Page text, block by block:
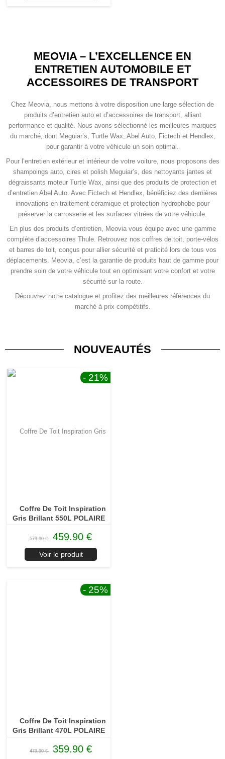
MEOVIA – L’EXCELLENCE EN
ENTRETIEN AUTOMOBILE ET
ACCESSOIRES DE TRANSPORT
Chez Meovia, nous mettons à votre disposition une large sélection de
produits d’entretien auto et d’accessoires de transport, alliant
performance et qualité. Nous avons sélectionné les meilleures marques
du marché, dont Meguiar’s, Turtle Wax, Abel Auto, Fictech et Hendlex,
pour garantir à votre véhicule un soin optimal.
Pour l’entretien extérieur et intérieur de votre voiture, nous proposons des
shampoings auto, cires et polish Meguiar’s, des nettoyants jantes et
dégraissants moteur Turtle Wax, ainsi que des produits de protection et
d’entretien Abel Auto. Avec Fictech et Hendlex, bénéficiez des dernières
innovations en traitement céramique et protection hydrophobe pour
préserver la carrosserie et les surfaces vitrées de votre véhicule.
En plus des produits d’entretien, Meovia vous équipe avec une gamme
complète d’accessoires Thule. Retrouvez nos coffres de toit, porte-vélos
et barres de toit, conçus pour allier sécurité et praticité lors de tous vos
déplacements. Meovia, c’est la garantie de produits haut de gamme pour
prendre soin de votre véhicule tout en optimisant votre confort et votre
sécurité sur la route.
Découvrez notre catalogue et profitez des meilleures références du
marché à prix compétitifs.
NOUVEAUTÉS
- 21%
Coffre De Toit Inspiration
Gris Brillant 550L POLAIRE
579.90 € 459.90 €
Voir le produit
- 25%
Coffre De Toit Inspiration
Gris Brillant 470L POLAIRE
479.90 € 359.90 €